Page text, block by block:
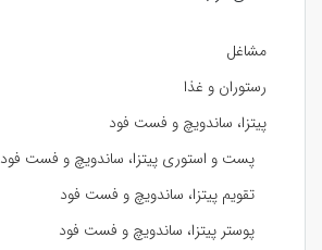
مشاغل
رستوران و غذا
پیتزا، ساندویچ و فست فود
پست و استوری پیتزا، ساندویچ و فست فود
تقویم پیتزا، ساندویچ و فست فود
پوستر پیتزا، ساندویچ و فست فود